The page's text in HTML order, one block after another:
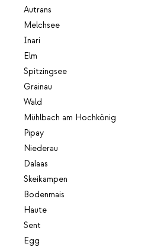
Autrans
Melchsee
Inari
Elm
Spitzingsee
Grainau
Wald
Mühlbach am Hochkönig
Pipay
Niederau
Dalaas
Skeikampen
Bodenmais
Haute
Sent
Egg